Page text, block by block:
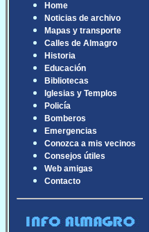
Home
Noticias de archivo
Mapas y transporte
Calles de Almagro
Historia
Educación
Bibliotecas
Iglesias y Templos
Policía
Bomberos
Emergencias
Conozca a mis vecinos
Consejos útiles
Web amigas
Contacto